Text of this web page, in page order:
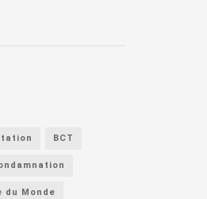
BCT
du Monde